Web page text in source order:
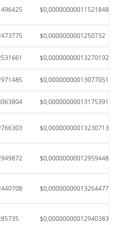
$0,00000000011521848
$0,0000000001250732
$0,00000000013270192
$0,00000000013077051
$0,00000000013175391
$0,00000000013230713
$0,00000000012959448
$0,00000000013264477
$0,00000000012940383